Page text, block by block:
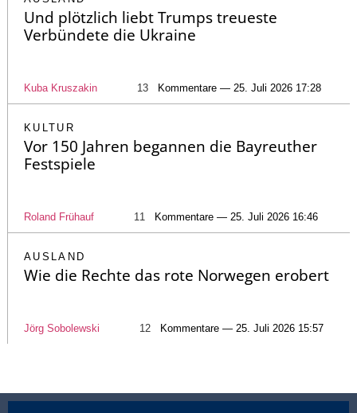
Und plötzlich liebt Trumps treueste
Verbündete die Ukraine
Kuba Kruszakin 13 Kommentare — 25. Juli 2026 17:28
KULTUR
Vor 150 Jahren begannen die Bayreuther
Festspiele
Roland Frühauf 11 Kommentare — 25. Juli 2026 16:46
AUSLAND
Wie die Rechte das rote Norwegen erobert
Jörg Sobolewski 12 Kommentare — 25. Juli 2026 15:57